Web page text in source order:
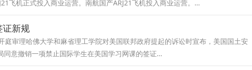
飞机正式投入商业运营。南航国产ARJ21飞机投入商业运营。…
证新规
庭审理哈佛大学和麻省理工学院对美国联邦政府提起的诉讼时宣布，美国国土安
同意撤销一项禁止国际学生在美国学习网课的签证…